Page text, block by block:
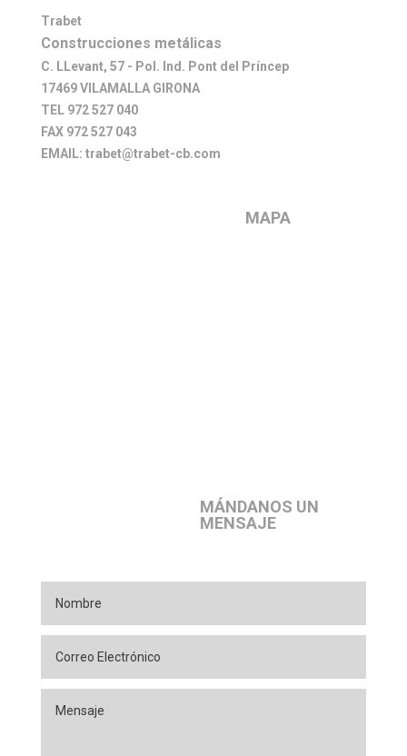
Trabet
Construcciones metálicas
C. LLevant, 57 - Pol. Ind. Pont del Príncep
17469 VILAMALLA GIRONA
TEL 972 527 040
FAX 972 527 043
EMAIL: trabet@trabet-cb.com
MAPA
MÁNDANOS UN
MENSAJE